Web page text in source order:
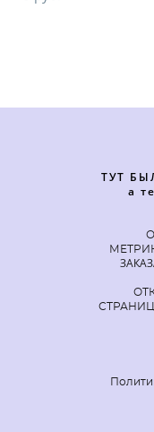
ТУТ
а